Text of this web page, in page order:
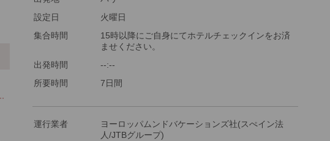
最少催行人数
ツアーコード 2605634
※3名様参加時＝3名様1室を手配します。
※2名様参加時＝2名様1室を手配します。
※複数のお部屋をご希望の場合は、複数回に分けてショッピ
ングカートに商品をお入れください。
設定日
火曜日
集合時間
15時以降にご自身にてホテルチェックインをお済
ませください。
出発時間
‐‐:‐‐
所要時間
7日間
運行業者
ヨーロッパムンドバケーションズ社(スぺイン法
人/JTBグループ)